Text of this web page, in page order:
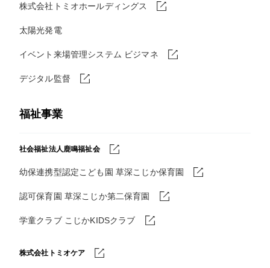
株式会社トミオホールディングス
太陽光発電
イベント来場管理システム ビジマネ
デジタル監督
福祉事業
社会福祉法人鹿鳴福祉会
幼保連携型認定こども園 草深こじか保育園
認可保育園 草深こじか第二保育園
学童クラブ こじかKIDSクラブ
株式会社トミオケア